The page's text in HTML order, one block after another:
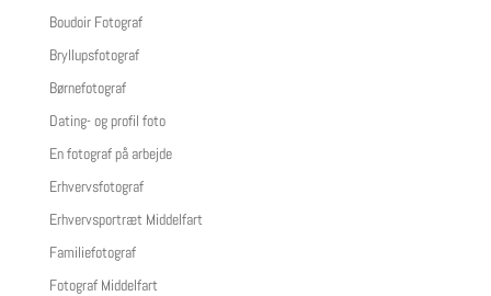
Boudoir Fotograf
Bryllupsfotograf
Børnefotograf
Dating- og profil foto
En fotograf på arbejde
Erhvervsfotograf
Erhvervsportræt Middelfart
Familiefotograf
Fotograf Middelfart